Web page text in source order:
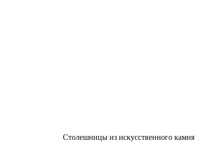
Столешницы из искусственного камня